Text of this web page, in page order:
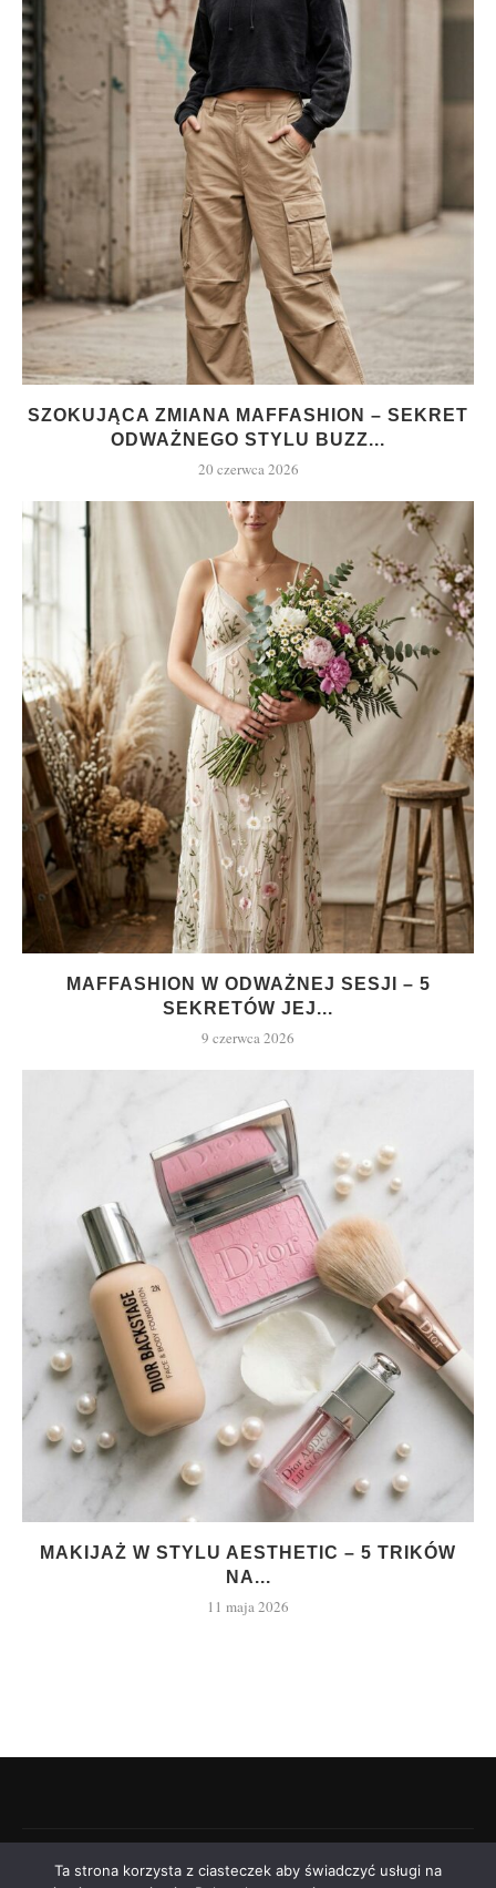
SZOKUJĄCA ZMIANA MAFFASHION – SEKRET
ODWAŻNEGO STYLU BUZZ...
20 czerwca 2026
MAFFASHION W ODWAŻNEJ SESJI – 5
SEKRETÓW JEJ...
9 czerwca 2026
MAKIJAŻ W STYLU AESTHETIC – 5 TRIKÓW
NA...
11 maja 2026
Ta strona korzysta z ciasteczek aby świadczyć usługi na